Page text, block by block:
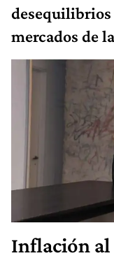
desequilibrios
mercados de
Inflación al